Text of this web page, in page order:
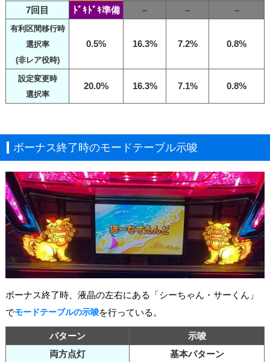
7回目
ﾄﾞｷﾄﾞｷ準備 – – –
有利区間移行時
選択率
(非レア役時)
0.5% 16.3% 7.2% 0.8%
設定変更時
選択率
20.0% 16.3% 7.1% 0.8%
ボーナス終了時のモードテーブル示唆
ボーナス終了時、液晶の左右にある「シーちゃん・サーくん」
でモードテーブルの示唆を行っている。
パターン
示唆
両方点灯
基本パターン